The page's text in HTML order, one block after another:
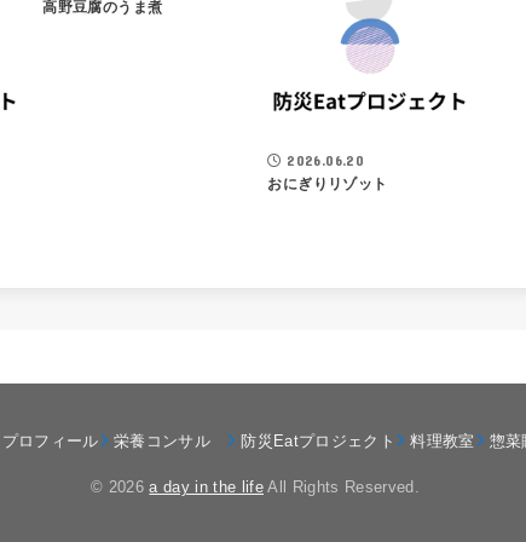
高野豆腐のうま煮
2026.06.20
おにぎりリゾット
プロフィール 栄養コンサル 防災Eatプロジェクト 料理教室 惣菜
© 2026a day in the life All Rights Reserved.